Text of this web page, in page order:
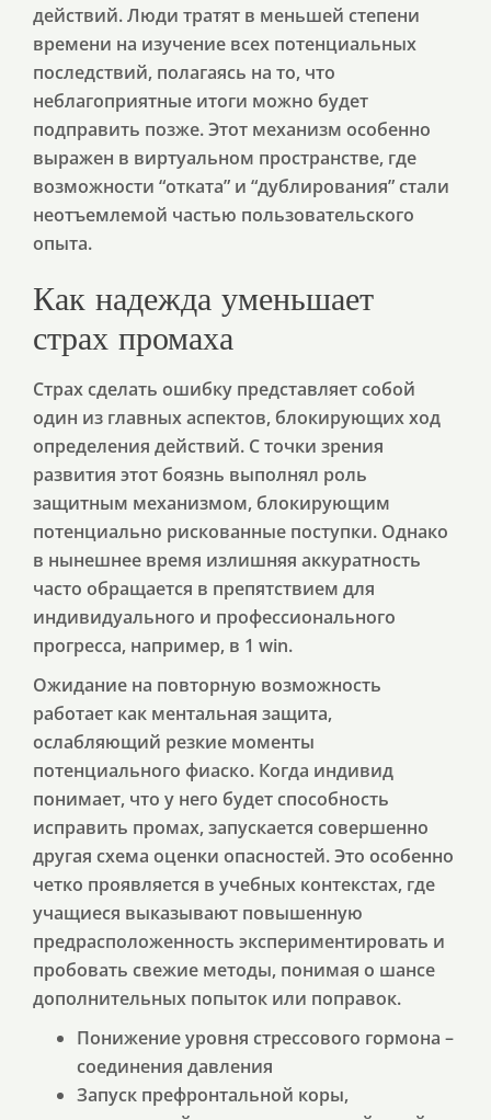
действий. Люди тратят в меньшей степени
времени на изучение всех потенциальных
последствий, полагаясь на то, что
неблагоприятные итоги можно будет
подправить позже. Этот механизм особенно
выражен в виртуальном пространстве, где
возможности “отката” и “дублирования” стали
неотъемлемой частью пользовательского
опыта.
Как надежда уменьшает
страх промаха
Страх сделать ошибку представляет собой
один из главных аспектов, блокирующих ход
определения действий. С точки зрения
развития этот боязнь выполнял роль
защитным механизмом, блокирующим
потенциально рискованные поступки. Однако
в нынешнее время излишняя аккуратность
часто обращается в препятствием для
индивидуального и профессионального
прогресса, например, в 1 win.
Ожидание на повторную возможность
работает как ментальная защита,
ослабляющий резкие моменты
потенциального фиаско. Когда индивид
понимает, что у него будет способность
исправить промах, запускается совершенно
другая схема оценки опасностей. Это особенно
четко проявляется в учебных контекстах, где
учащиеся выказывают повышенную
предрасположенность экспериментировать и
пробовать свежие методы, понимая о шансе
дополнительных попыток или поправок.
Понижение уровня стрессового гормона –
соединения давления
Запуск префронтальной коры,